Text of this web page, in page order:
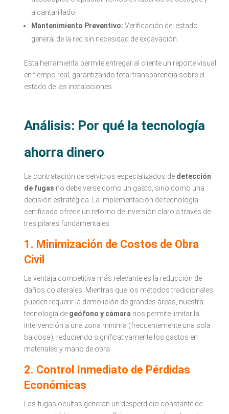
alcantarillado.
Mantenimiento Preventivo: Verificación del estado
general de la red sin necesidad de excavación.
Esta herramienta permite entregar al cliente un reporte visual
en tiempo real, garantizando total transparencia sobre el
estado de las instalaciones.
Análisis: Por qué la tecnología
ahorra dinero
La contratación de servicios especializados de detección
de fugas no debe verse como un gasto, sino como una
decisión estratégica. La implementación de tecnología
certificada ofrece un retorno de inversión claro a través de
tres pilares fundamentales:
1. Minimización de Costos de Obra
Civil
La ventaja competitiva más relevante es la reducción de
daños colaterales. Mientras que los métodos tradicionales
pueden requerir la demolición de grandes áreas, nuestra
tecnología de geófono y cámara nos permite limitar la
intervención a una zona mínima (frecuentemente una sola
baldosa), reduciendo significativamente los gastos en
materiales y mano de obra.
2. Control Inmediato de Pérdidas
Económicas
Las fugas ocultas generan un desperdicio constante de